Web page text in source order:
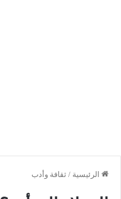
الرئيسية / ثقافة وأدب